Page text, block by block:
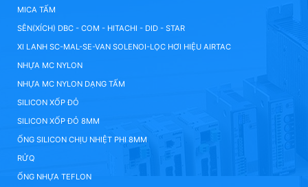
MICA TẤM
SÊN(XÍCH) DBC - COM - HITACHI - DID - STAR
XI LANH SC-MAL-SE-VAN SOLENOI-LỌC HƠI HIỆU AIRTAC
NHỰA MC NYLON
NHỰA MC NYLON DẠNG TẤM
SILICON XỐP ĐỎ
SILICON XỐP ĐỎ 8MM
ỐNG SILICON CHỊU NHIỆT PHI 8MM
RỬQ
ỐNG NHỰA TEFLON